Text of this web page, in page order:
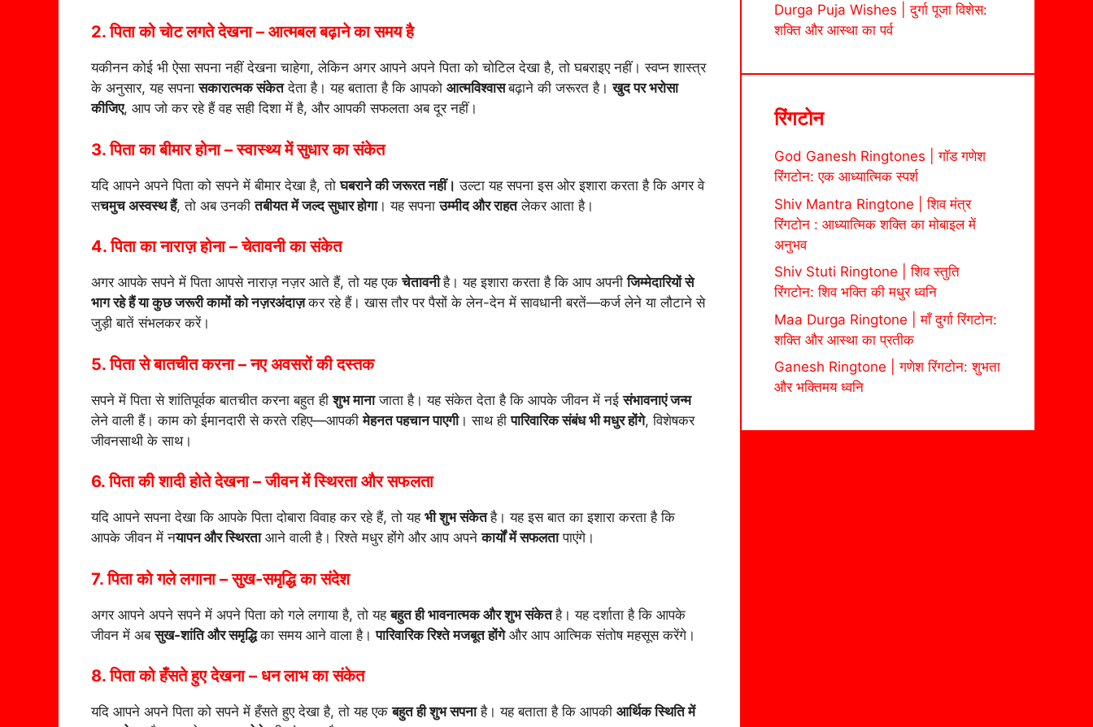
2. पिता को चोट लगते देखना – आत्मबल बढ़ाने का समय है
यकीनन कोई भी ऐसा सपना नहीं देखना चाहेगा, लेकिन अगर आपने अपने पिता को चोटिल देखा है, तो घबराइए नहीं। स्वप्न शास्त्र
के अनुसार, यह सपनासकारात्मक संकेतदेता है। यह बताता है कि आपको आत्मविश्वासबढ़ाने की जरूरत है।खुद पर भरोसा
कीजिए, आप जो कर रहे हैं वह सही दिशा में है, और आपकी सफलता अब दूर नहीं।
3. पिता का बीमार होना – स्वास्थ्य में सुधार का संकेत
यदि आपने अपने पिता को सपने में बीमार देखा है, तोघबराने की जरूरत नहीं। उल्टा यह सपना इस ओर इशारा करता है कि अगर वे
सचमुच अस्वस्थ हैं, तो अब उनकीतबीयत में जल्द सुधार होगा। यह सपनाउम्मीद और राहतलेकर आता है।
4. पिता का नाराज़ होना – चेतावनी का संकेत
अगर आपके सपने में पिता आपसे नाराज़ नज़र आते हैं, तो यह एकचेतावनीहै। यह इशारा करता है कि आप अपनीजिम्मेदारियों से
भाग रहे हैं या कुछ जरूरी कामों को नज़रअंदाज़कर रहे हैं। खास तौर पर पैसों के लेन-देन में सावधानी बरतें—कर्ज लेने या लौटाने से
जुड़ी बातें संभलकर करें।
5. पिता से बातचीत करना – नए अवसरों की दस्तक
सपने में पिता से शांतिपूर्वक बातचीत करना बहुत हीशुभ मानाजाता है। यह संकेत देता है कि आपके जीवन में नईसंभावनाएं जन्म
लेने वाली हैं। काम को ईमानदारी से करते रहिए—आपकीमेहनत पहचान पाएगी। साथ हीपारिवारिक संबंध भी मधुर होंगे, विशेषकर
जीवनसाथी के साथ।
6. पिता की शादी होते देखना – जीवन में स्थिरता और सफलता
यदि आपने सपना देखा कि आपके पिता दोबारा विवाह कर रहे हैं, तो यह भी शुभ संकेतहै। यह इस बात का इशारा करता है कि
आपके जीवन में नयापन और स्थिरताआने वाली है। रिश्ते मधुर होंगे और आप अपनेकार्यों में सफलतापाएंगे।
7. पिता को गले लगाना – सुख-समृद्धि का संदेश
अगर आपने अपने सपने में अपने पिता को गले लगाया है, तो यहबहुत ही भावनात्मक और शुभ संकेतहै। यह दर्शाता है कि आपके
जीवन में अबसुख-शांति और समृद्धिका समय आने वाला है।पारिवारिक रिश्ते मजबूत होंगेऔर आप आत्मिक संतोष महसूस करेंगे।
8. पिता को हँसते हुए देखना – धन लाभ का संकेत
यदि आपने अपने पिता को सपने में हँसते हुए देखा है, तो यह एकबहुत ही शुभ सपनाहै। यह बताता है कि आपकी आर्थिक स्थिति में
Durga Puja Wishes | दुर्गा पूजा विशेस:
शक्ति और आस्था का पर्व
रिंगटोन
God Ganesh Ringtones | गॉड गणेश
रिंगटोन: एक आध्यात्मिक स्पर्श
Shiv Mantra Ringtone | शिव मंत्र
रिंगटोन : आध्यात्मिक शक्ति का मोबाइल में
अनुभव
Shiv Stuti Ringtone | शिव स्तुति
रिंगटोन: शिव भक्ति की मधुर ध्वनि
Maa Durga Ringtone | माँ दुर्गा रिंगटोन:
शक्ति और आस्था का प्रतीक
Ganesh Ringtone | गणेश रिंगटोन: शुभता
और भक्तिमय ध्वनि